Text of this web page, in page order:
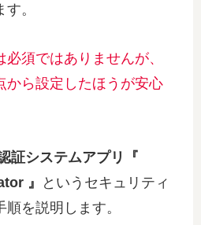
。
須ではありませんが、
から設定したほうが安心
証システムアプリ『
』
というセキュリティ
を説明します。